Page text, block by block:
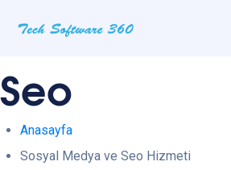
Sosyal
Seo
Anasayfa
Sosyal Medya ve Seo Hizmeti